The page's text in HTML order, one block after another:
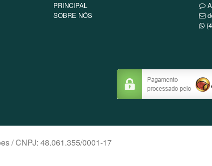
PRINCIPAL
SOBRE NÓS
/ CNPJ: 48.061.355/0001-17